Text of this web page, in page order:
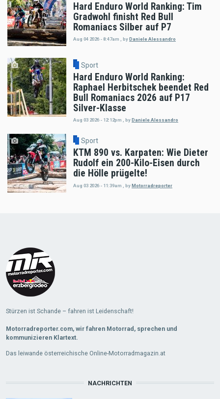
Hard Enduro World Ranking: Tim
Gradwohl finisht Red Bull
Romaniacs Silber auf P7
Aug 04 2026 - 8:47am byDaniele Alessandro
Sport
Hard Enduro World Ranking:
Raphael Herbitschek beendet Red
Bull Romaniacs 2026 auf P17
Silver-Klasse
Aug 03 2026 - 12:12pm byDaniele Alessandro
Sport
KTM 890 vs. Karpaten: Wie Dieter
Rudolf ein 200-Kilo-Eisen durch
die Hölle prügelte!
Aug 03 2026 - 11:39am byMotorradreporter
Stürzen ist Schande – fahren ist Leidenschaft!
Motorradreporter.com, wir fahren Motorrad, sprechen und
kommunizieren Klartext.
Das leiwande österreichische Online-Motorradmagazin.at
NACHRICHTEN